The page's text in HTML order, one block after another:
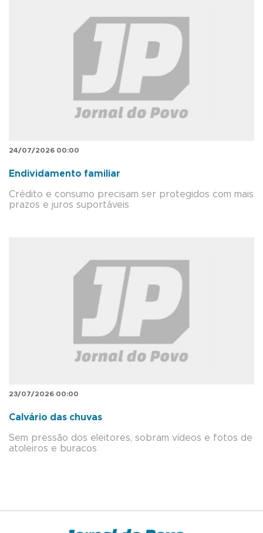
24/07/2026 00:00
Endividamento familiar
Crédito e consumo precisam ser protegidos com mais
prazos e juros suportáveis
23/07/2026 00:00
Calvário das chuvas
Sem pressão dos eleitores, sobram vídeos e fotos de
atoleiros e buracos